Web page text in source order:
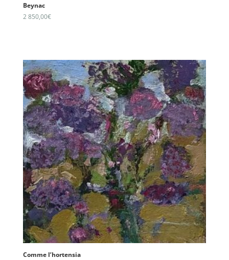
Beynac
2 850,00€
Comme l’hortensia